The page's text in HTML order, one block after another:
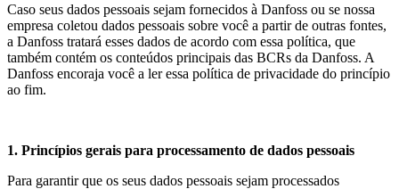
Caso seus dados pessoais sejam fornecidos à Danfoss ou se nossa
empresa coletou dados pessoais sobre você a partir de outras fontes,
a Danfoss tratará esses dados de acordo com essa política, que
também contém os conteúdos principais das BCRs da Danfoss. A
Danfoss encoraja você a ler essa política de privacidade do princípio
ao fim.
1. Princípios gerais para processamento de dados pessoais
Para garantir que os seus dados pessoais sejam processados